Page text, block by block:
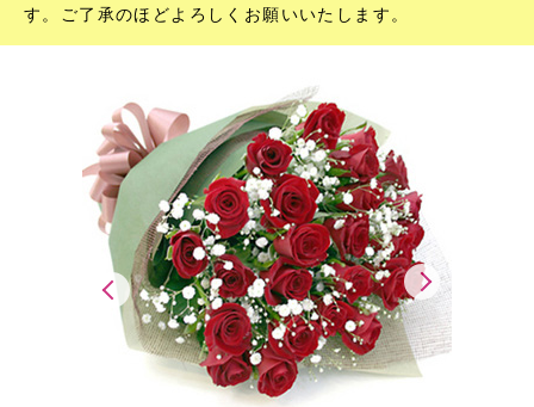
す。ご了承のほどよろしくお願いいたします。